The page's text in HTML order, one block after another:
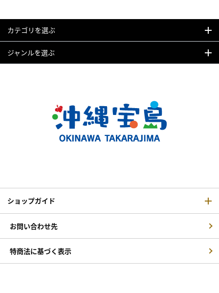
カテゴリを選ぶ
ジャンルを選ぶ
ショップガイド
お問い合わせ先
特商法に基づく表示